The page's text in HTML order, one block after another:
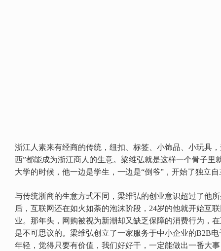
浙江人素来有经商的传统，纽扣、标签、小饰品、小玩具
西”都能成为浙江商人的生意。梁维弘就是这样一个骨子里
大学的时候，他一边是学生，一边是“倒爷”，开始了独立
与传统浙商的生意方式不同，梁维弘的创业意识超过了他
后，互联网还在如火如荼的泡沫阶段，24岁的他就开始互
业。那年头，网购被视为新潮却又缺乏保障的消费行为，
是不可思议的。梁维弘创立了一家服务于中小企业的B2B
年轻，觉得只要有价值，我们好好干，一定能做出一番大